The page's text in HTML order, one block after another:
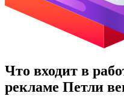
Что входит в
рекламе Петли